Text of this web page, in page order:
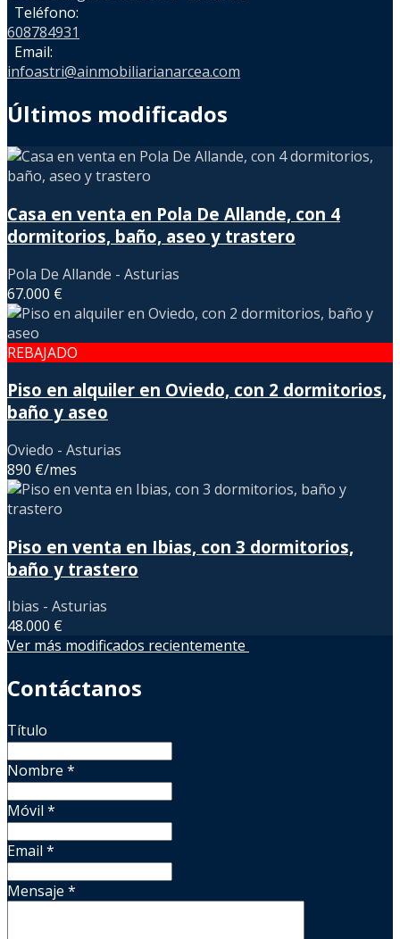
Teléfono:
608784931
Email:
infoastri@ainmobiliarianarcea.com
Últimos modificados
Casa en venta en Pola De Allande, con 4
dormitorios, baño, aseo y trastero
Pola De Allande - Asturias
67.000 €
REBAJADO
Piso en alquiler en Oviedo, con 2 dormitorios,
baño y aseo
Oviedo - Asturias
890 €/mes
Piso en venta en Ibias, con 3 dormitorios,
baño y trastero
Ibias - Asturias
48.000 €
Ver más modificados recientemente
Contáctanos
Título
Nombre *
Móvil *
Email *
Mensaje *